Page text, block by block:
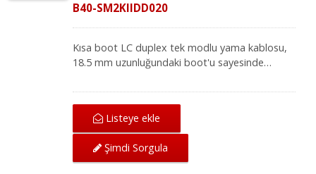
B40-SM2KIIDD020
Kısa boot LC duplex tek modlu yama kablosu,
18.5 mm uzunluğundaki boot'u sayesinde
Mükemmel mekanik koruma sunan LC-LC tek
modlu yama kablosu, IEC ve ANSI/TIA
standartları altında ağ için mükemmel iletim
kalitesi sağlar. Fiber optik yama kablosu, yerel
alan ağı, fiber optik iletişim sistemi ve CATV
uygulamaları için fiber optik ekipmanlarla
Listeye ekle
Şimdi Sorgula